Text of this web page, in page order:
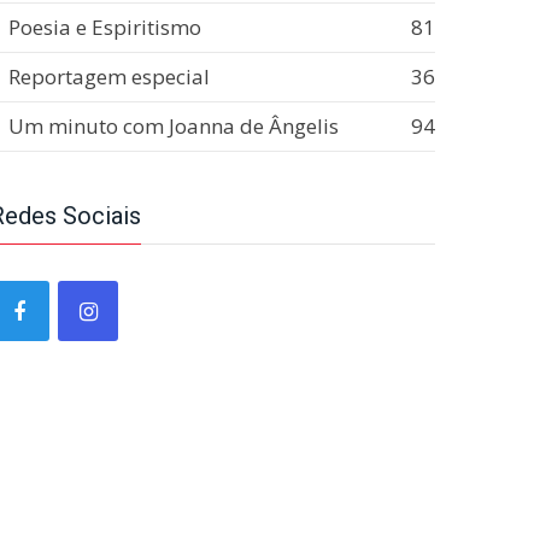
Poesia e Espiritismo
81
Reportagem especial
36
Um minuto com Joanna de Ângelis
94
Sociais